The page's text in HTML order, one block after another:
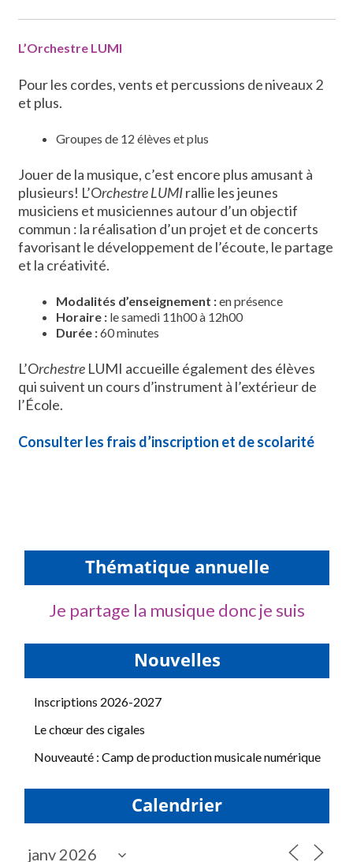
L’Orchestre LUMI
Pour les cordes, vents et percussions de niveaux 2
et plus.
Groupes de 12 élèves et plus
Jouer de la musique, c’est encore plus amusant à
plusieurs! L’Orchestre LUMIrallie les jeunes
musiciens et musiciennes autour d’un objectif
commun : la réalisation d’un projet et de concerts
favorisant le développement de l’écoute, le partage
et la créativité.
Modalités d’enseignement :en présence
Horaire :le samedi 11h00 à 12h00
Durée :60 minutes
L’OrchestreLUMI accueille également des élèves
qui suivent un cours d’instrument à l’extérieur de
l’École.
Consulter les frais d’inscription et de scolarité
Thématique annuelle
Je partage la musique donc je suis
Nouvelles
Inscriptions 2026-2027
Le chœur des cigales
Nouveauté : Camp de production musicale numérique
Calendrier